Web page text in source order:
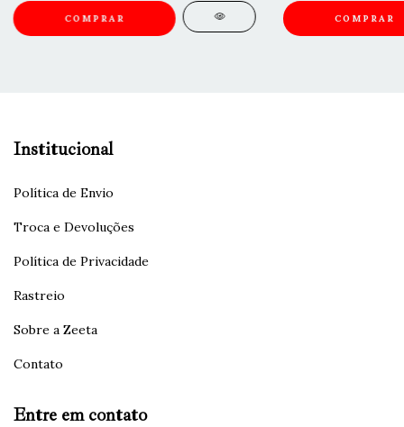
COMPRAR COMPRAR
Institucional
Política de Envio
Troca e Devoluções
Política de Privacidade
Rastreio
Sobre a Zeeta
Contato
Entre em contato